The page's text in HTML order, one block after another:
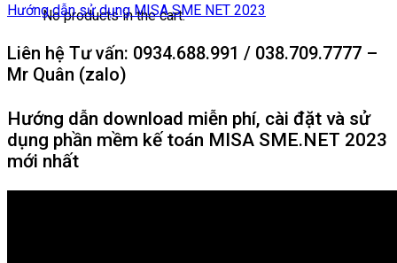
No products in the cart.
Hướng dẫn sử dụng MISA SME NET 2023
Liên hệ Tư vấn: 0934.688.991 / 038.709.7777 –
Mr Quân (zalo)
Hướng dẫn download miễn phí, cài đặt và sử
dụng phần mềm kế toán MISA SME.NET 2023
mới nhất